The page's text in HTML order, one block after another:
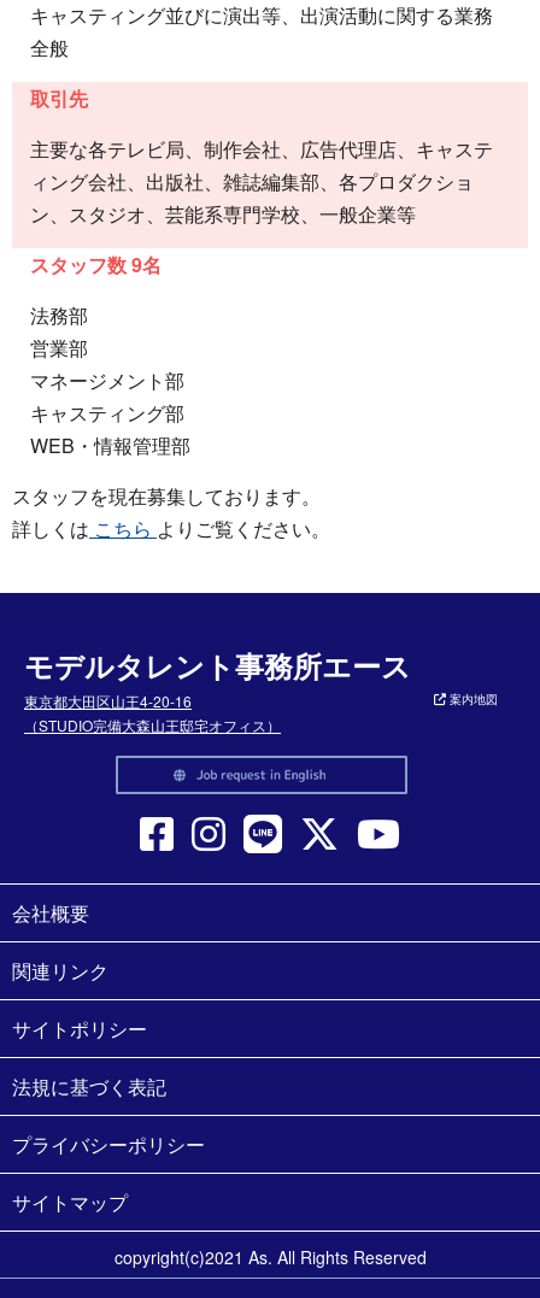
キャスティング並びに演出等、出演活動に関する業務
全般
取引先
主要な各テレビ局、制作会社、広告代理店、キャステ
ィング会社、出版社、雑誌編集部、各プロダクショ
ン、スタジオ、芸能系専門学校、一般企業等
スタッフ数 9名
法務部
営業部
マネージメント部
キャスティング部
WEB・情報管理部
スタッフを現在募集しております。
詳しくは こちら よりご覧ください。
モデルタレント事務所エース
東京都大田区山王4-20-16
（STUDIO完備大森山王邸宅オフィス）
案内地図
会社概要
関連リンク
サイトポリシー
法規に基づく表記
プライバシーポリシー
サイトマップ
copyright(c)2021 As. All Rights Reserved